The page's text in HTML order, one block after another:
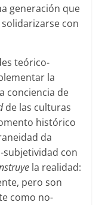
generación que
con
teórico-
la
conciencia de
de las culturas
histórico
da
subjetividad con
la realidad:
pero son
como no-